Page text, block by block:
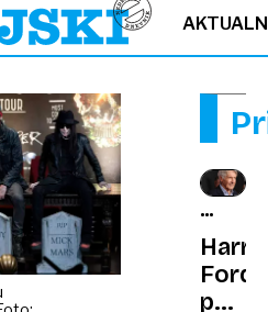
NOVICE
Ford
po